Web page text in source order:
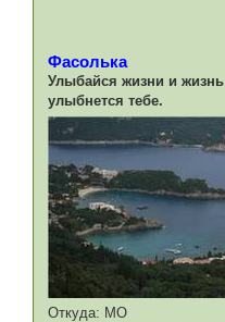
Фасолька
Улыбайся жизни и жизнь
улыбнется тебе.
Откуда: МО